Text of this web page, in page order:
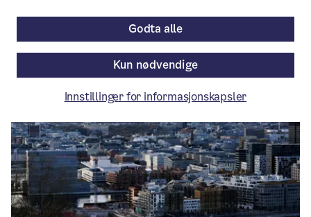
Av Byrådsavdeling for finans
Kun nødvendige
Godta alle
Innstillinger for informasjonskapsler